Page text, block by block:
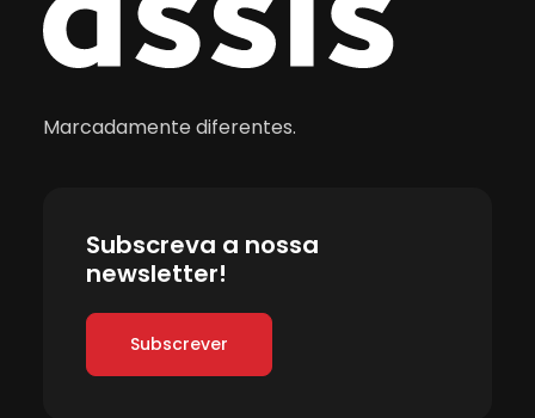
Marcadamente diferentes.
Subscreva a nossa
newsletter!
Subscrever